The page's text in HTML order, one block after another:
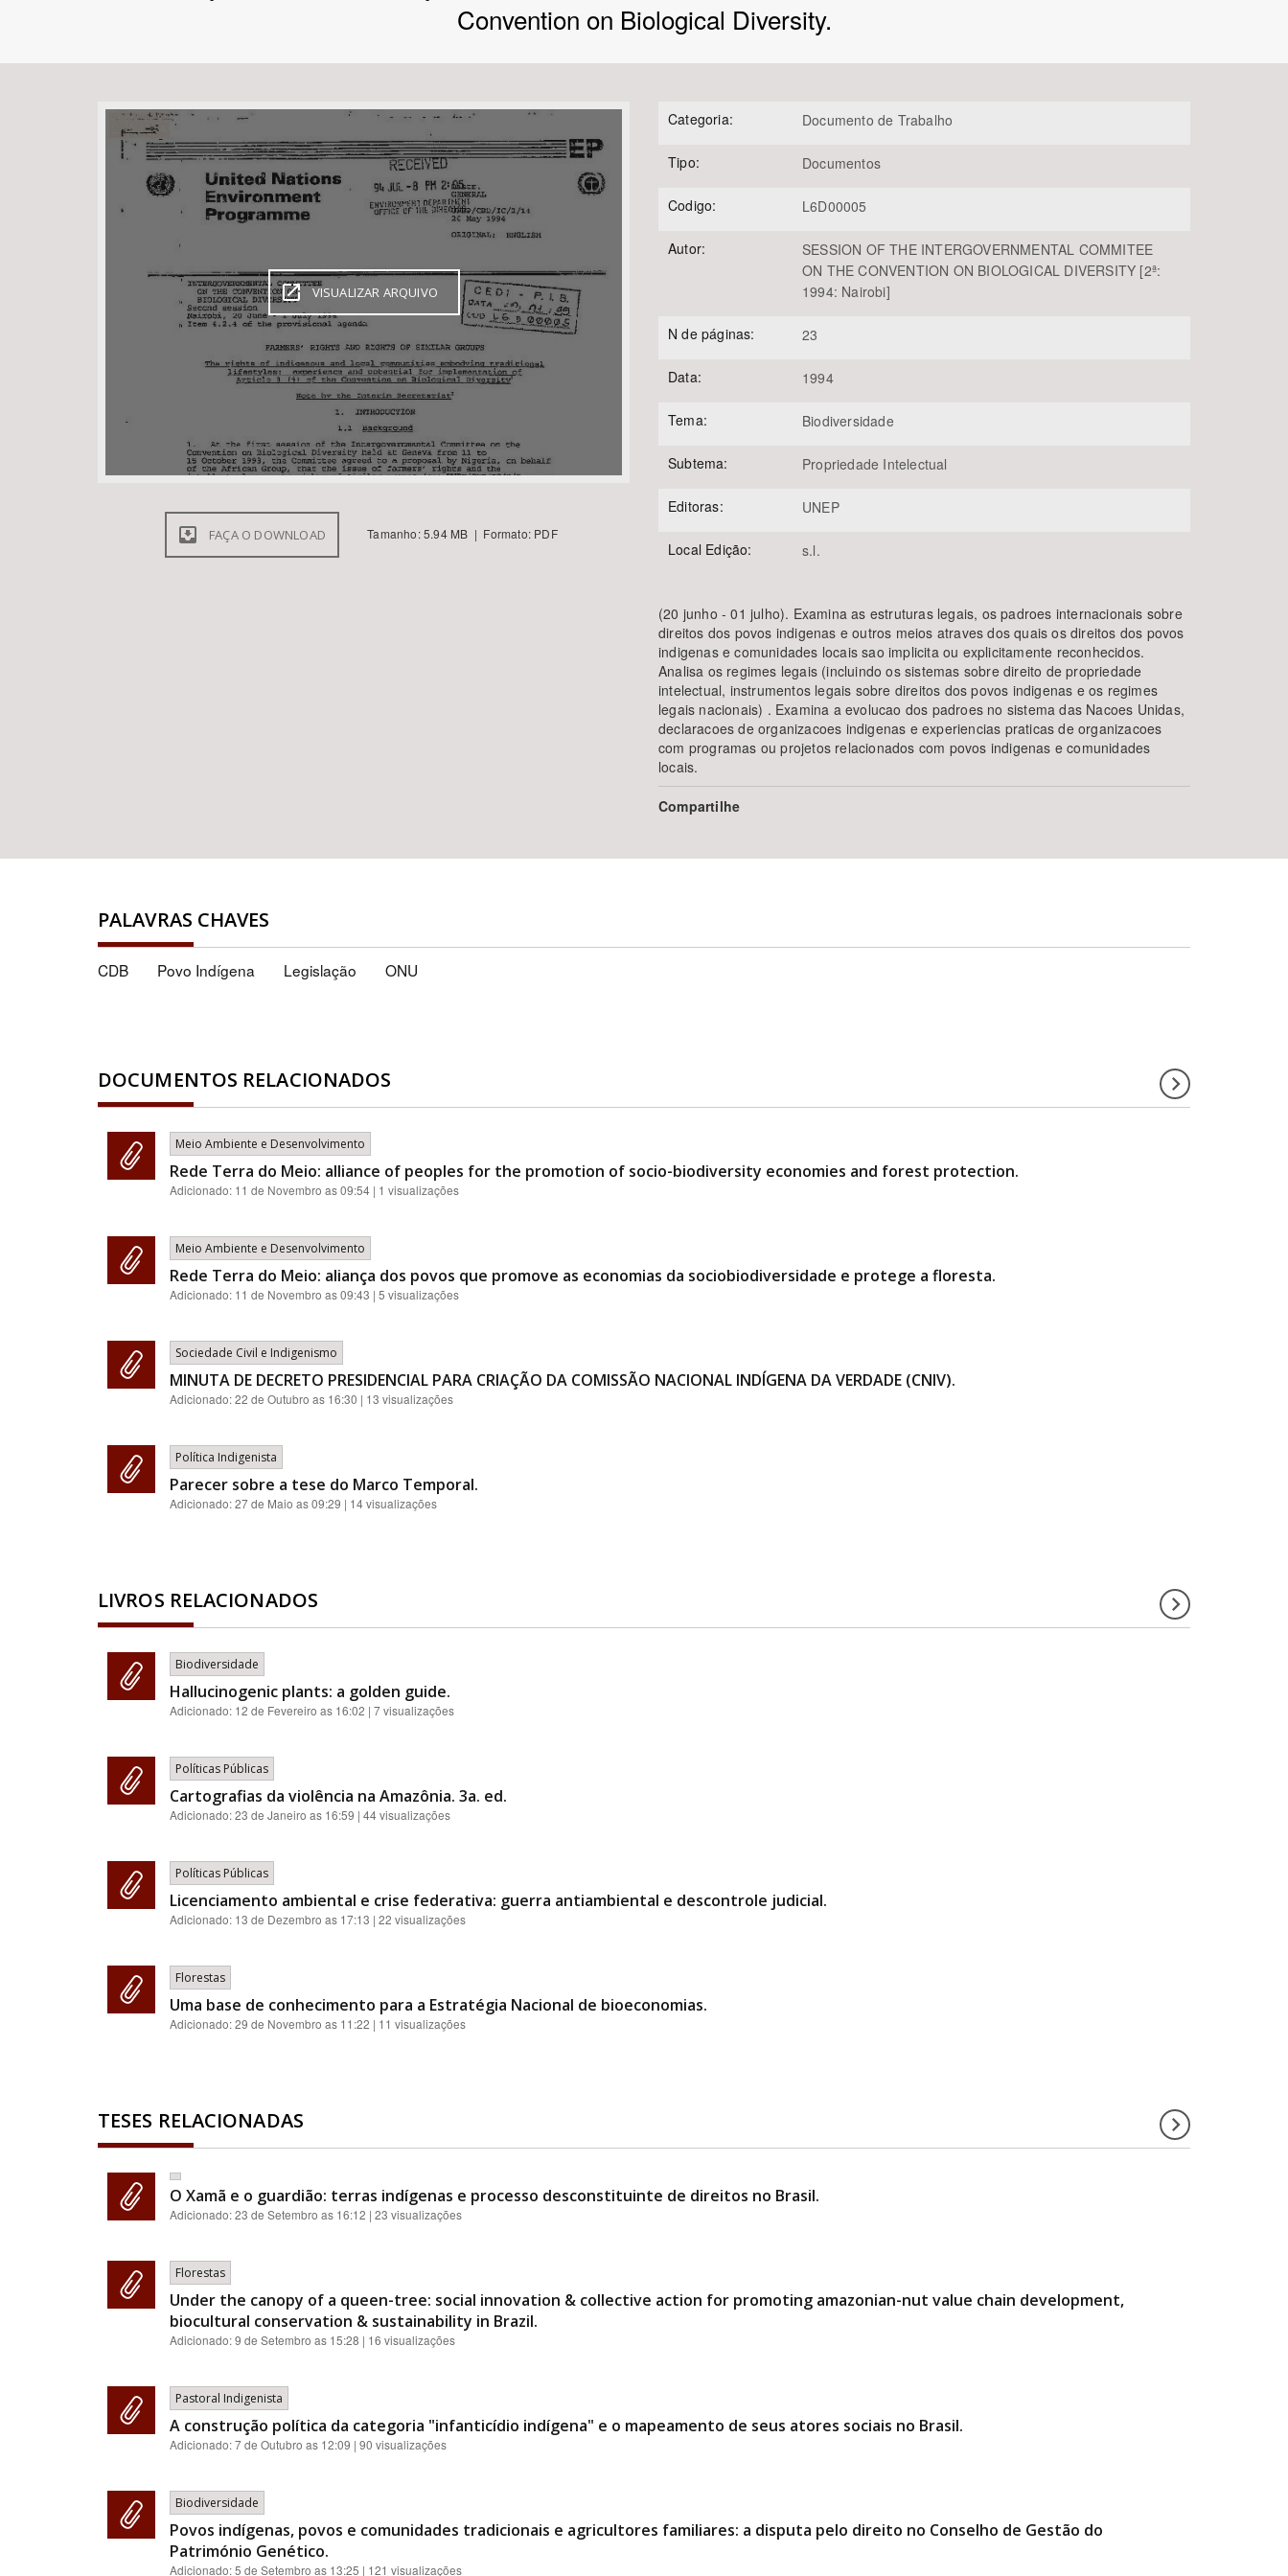
Convention on Biological Diversity.
VISUALIZAR ARQUIVO
FAÇA O DOWNLOAD Tamanho: 5.94 MB | Formato: PDF
Categoria: Documento de Trabalho
Tipo: Documentos
Codigo: L6D00005
Autor:
SESSION OF THE INTERGOVERNMENTAL COMMITEE
ON THE CONVENTION ON BIOLOGICAL DIVERSITY [2ª:
1994: Nairobi]
N de páginas: 23
Data: 1994
Tema: Biodiversidade
Subtema: Propriedade Intelectual
Editoras: UNEP
Local Edição: s.l.
(20 junho - 01 julho). Examina as estruturas legais, os padroes internacionais sobre
direitos dos povos indigenas e outros meios atraves dos quais os direitos dos povos
indigenas e comunidades locais sao implicita ou explicitamente reconhecidos.
Analisa os regimes legais (incluindo os sistemas sobre direito de propriedade
intelectual, instrumentos legais sobre direitos dos povos indigenas e os regimes
legais nacionais) . Examina a evolucao dos padroes no sistema das Nacoes Unidas,
declaracoes de organizacoes indigenas e experiencias praticas de organizacoes
com programas ou projetos relacionados com povos indigenas e comunidades
locais.
Compartilhe
PALAVRAS CHAVES
CDB Povo Indígena Legislação ONU
DOCUMENTOS RELACIONADOS
Meio Ambiente e Desenvolvimento
Rede Terra do Meio: alliance of peoples for the promotion of socio-biodiversity economies and forest protection.
Adicionado: 11 de Novembro as 09:54 | 1 visualizações
Meio Ambiente e Desenvolvimento
Rede Terra do Meio: aliança dos povos que promove as economias da sociobiodiversidade e protege a floresta.
Adicionado: 11 de Novembro as 09:43 | 5 visualizações
Sociedade Civil e Indigenismo
MINUTA DE DECRETO PRESIDENCIAL PARA CRIAÇÃO DA COMISSÃO NACIONAL INDÍGENA DA VERDADE (CNIV).
Adicionado:22 de Outubro as 16:30 | 13 visualizações
Política Indigenista
Parecer sobre a tese do Marco Temporal.
Adicionado:27 de Maio as 09:29 | 14 visualizações
LIVROS RELACIONADOS
Biodiversidade
Hallucinogenic plants: a golden guide.
Adicionado: 12 de Fevereiro as 16:02 | 7 visualizações
Políticas Públicas
Cartografias da violência na Amazônia. 3a. ed.
Adicionado:23 de Janeiro as 16:59 | 44 visualizações
Políticas Públicas
Licenciamento ambiental e crise federativa: guerra antiambiental e descontrole judicial.
Adicionado: 13 de Dezembro as 17:13 | 22 visualizações
Florestas
Uma base de conhecimento para a Estratégia Nacional de bioeconomias.
Adicionado:29 de Novembro as 11:22 | 11 visualizações
TESES RELACIONADAS
O Xamã e o guardião: terras indígenas e processo desconstituinte de direitos no Brasil.
Adicionado:23 de Setembro as 16:12 | 23 visualizações
Florestas
Under the canopy of a queen-tree: social innovation & collective action for promoting amazonian-nut value chain development,
biocultural conservation & sustainability in Brazil.
Adicionado:9 de Setembro as 15:28 | 16 visualizações
Pastoral Indigenista
A construção política da categoria "infanticídio indígena" e o mapeamento de seus atores sociais no Brasil.
Adicionado:7 de Outubro as 12:09 | 90 visualizações
Biodiversidade
Povos indígenas, povos e comunidades tradicionais e agricultores familiares: a disputa pelo direito no Conselho de Gestão do
Património Genético.
Adicionado:5 de Setembro as 13:25 | 121 visualizações